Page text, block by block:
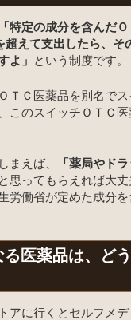
「特定の成分を含んだ
超えて支出したら、そ
よ」 という制度です。
ＴＣ医薬品を別名で
このスイッチＯＴＣ医
まえば、
「薬局やド
と思ってもらえれば大丈
労働省が定めた成分
る医薬品は、ど
アに行くとセルフメデ